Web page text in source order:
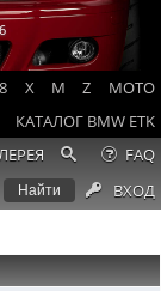
8 X M Z
MOTO
КАТАЛОГ BMW ETK
FAQ
ВХОД